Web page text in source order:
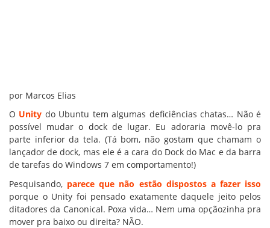
por Marcos Elias
O Unity do Ubuntu tem algumas deficiências chatas… Não é
possível mudar o dock de lugar. Eu adoraria movê-lo pra
parte inferior da tela. (Tá bom, não gostam que chamam o
lançador de dock, mas ele é a cara do Dock do Mac e da barra
de tarefas do Windows 7 em comportamento!)
Pesquisando, parece que não estão dispostos a fazer isso
porque o Unity foi pensado exatamente daquele jeito pelos
ditadores da Canonical. Poxa vida… Nem uma opçãozinha pra
mover pra baixo ou direita? NÃO.